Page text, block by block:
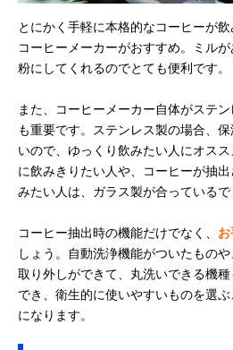
とにかく手軽に本格的なコーヒーが飲
コーヒーメーカーがおすすめ。ミル
粉にしてくれるのでとても便利です。
また、コーヒーメーカー自体がステ
も重要です。ステンレス製の場合、
いので、ゆっくり飲みたい人にオス
に飲みきりたい人や、コーヒーが抽
みたい人は、ガラス製が合っているで
コーヒー抽出時の機能だけでなく、
しょう。自動洗浄機能がついたもの
取り外しができて、丸洗いできる機
でき、衛生的に使いやすいものを選
になります。